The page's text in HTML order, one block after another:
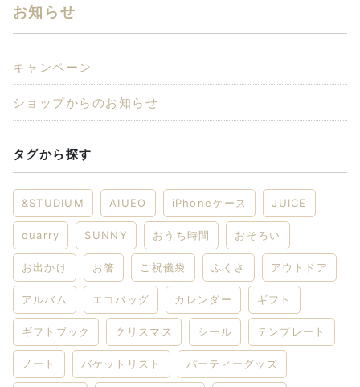
お知らせ
キャンペーン
ショップからのお知らせ
タグから探す
&STUDIUM AIUEO iPhoneケース JUICE
quarry SUNNY おうち時間 おそろい
お出かけ お箸 ご祝儀袋 ふくさ アウトドア
アルバム エコバッグ カレンダー ギフト
ギフトブック クリスマス シール テンプレート
ノート バケットリスト パーティーグッズ